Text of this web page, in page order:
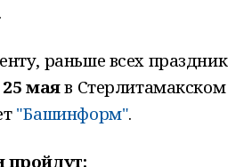
раньше всех праздник
25 маяв Стерлитамакском
"Башинформ".
пройдут: